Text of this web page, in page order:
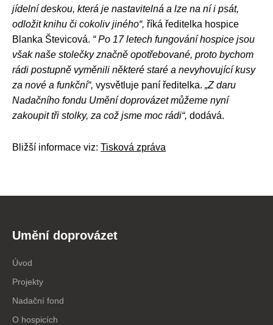
jídelní deskou, která je nastavitelná a lze na ní i psát,
odložit knihu či cokoliv jiného“, říká ředitelka hospice
Blanka Števicová. “ Po 17 letech fungování hospice jsou
však naše stolečky značně opotřebované, proto bychom
rádi postupně vyměnili některé staré a nevyhovující kusy
za nové a funkční“, vysvětluje paní ředitelka. „Z daru
Nadačního fondu Umění doprovázet můžeme nyní
zakoupit tři stolky, za což jsme moc rádi“, dodává.
Bližší informace viz: Tisková zpráva
Umění doprovázet
Úvod
Projekty
Nadační fond
O hospicích